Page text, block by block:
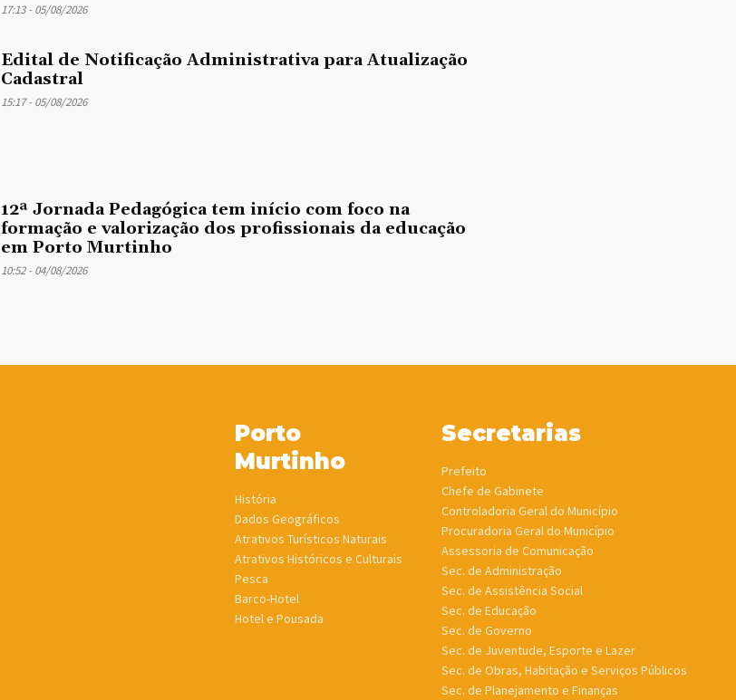
17:13 - 05/08/2026
Edital de Notificação Administrativa para Atualização
Cadastral
15:17 - 05/08/2026
12ª Jornada Pedagógica tem início com foco na
formação e valorização dos profissionais da educação
em Porto Murtinho
10:52 - 04/08/2026
Porto
Murtinho
História
Dados Geográficos
Atrativos Turísticos Naturais
Atrativos Históricos e Culturais
Pesca
Barco-Hotel
Hotel e Pousada
Secretarias
Prefeito
Chefe de Gabinete
Controladoria Geral do Município
Procuradoria Geral do Município
Assessoria de Comunicação
Sec. de Administração
Sec. de Assistência Social
Sec. de Educação
Sec. de Governo
Sec. de Juventude, Esporte e Lazer
Sec. de Obras, Habitação e Serviços Públicos
Sec. de Planejamento e Finanças